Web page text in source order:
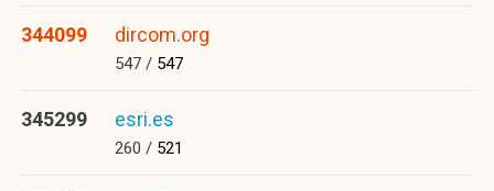
344099 dircom.org
547 / 547
345299 esri.es
260 / 521